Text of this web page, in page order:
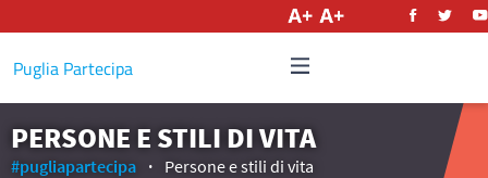
Puglia Partecipa
PERSONE E STILI DI VITA
#pugliapartecipa Persone e stili di vita